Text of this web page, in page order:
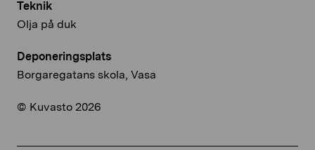
Teknik
Olja på duk
Deponeringsplats
Borgaregatans skola, Vasa
© Kuvasto 2026